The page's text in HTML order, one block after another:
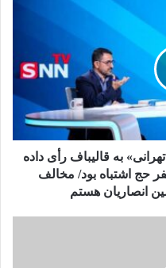
به قالیباف رأی داده
حج اشتباه بود/ مخالف
انصاریان هستم